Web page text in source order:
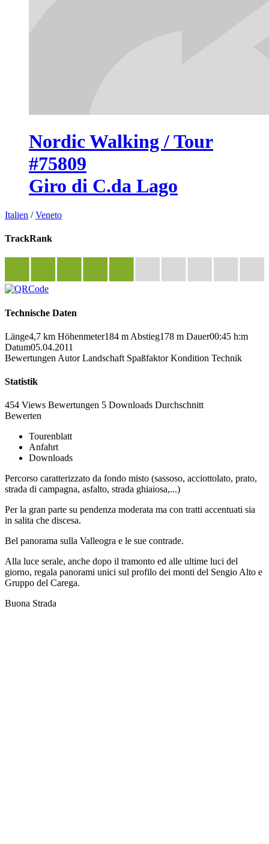
Nordic Walking / Tour
#75809
Giro di C.da Lago
Italien /Veneto
TrackRank
Technische Daten
Länge4,7 km Höhenmeter184 m Abstieg178 m Dauer00:45 h:m
Datum05.04.2011
Bewertungen Autor Landschaft Spaßfaktor Kondition Technik
Statistik
454 Views Bewertungen 5 Downloads Durchschnitt
Bewerten
Tourenblatt
Anfahrt
Downloads
Percorso caratterizzato da fondo misto (sassoso, acciottolato, prato,
strada di campagna, asfalto, strada ghiaiosa,...)
Per la gran parte su pendenza moderata ma con tratti accentuati sia
in salita che discesa.
Bel panorama sulla Valleogra e le sue contrade.
Alla luce serale, anche dopo il tramonto ed alle ultime luci del
giorno, regala panorami unici sul profilo dei monti del Sengio Alto e
Gruppo del Carega.
Buona Strada